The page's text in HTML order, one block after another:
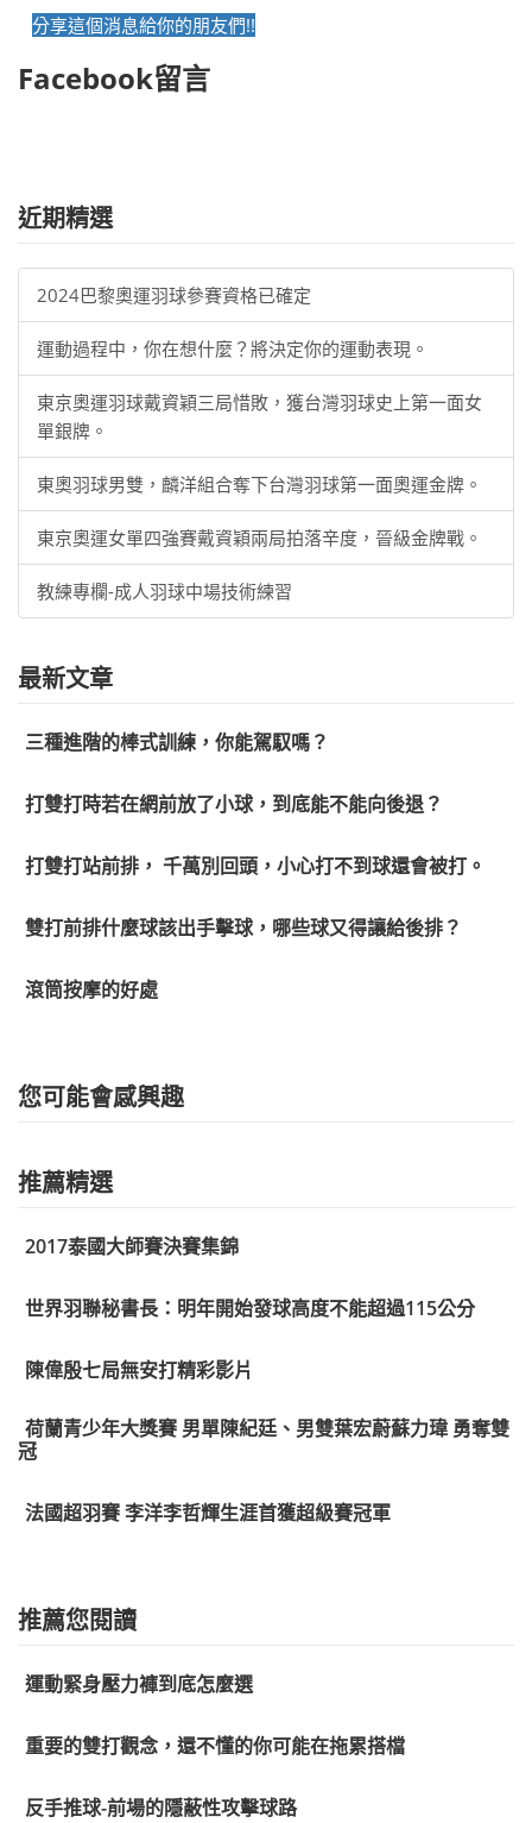
分享這個消息給你的朋友們!!
Facebook留言
近期精選
2024巴黎奧運羽球參賽資格已確定
運動過程中，你在想什麼？將決定你的運動表現。
東京奧運羽球戴資穎三局惜敗，獲台灣羽球史上第一面女
單銀牌。
東奧羽球男雙，麟洋組合奪下台灣羽球第一面奧運金牌。
東京奧運女單四強賽戴資穎兩局拍落辛度，晉級金牌戰。
教練專欄-成人羽球中場技術練習
最新文章
三種進階的棒式訓練，你能駕馭嗎？
打雙打時若在網前放了小球，到底能不能向後退？
打雙打站前排， 千萬別回頭，小心打不到球還會被打。
雙打前排什麼球該出手擊球，哪些球又得讓給後排？
滾筒按摩的好處
您可能會感興趣
推薦精選
2017泰國大師賽決賽集錦
世界羽聯秘書長：明年開始發球高度不能超過115公分
陳偉殷七局無安打精彩影片
荷蘭青少年大獎賽 男單陳紀廷、男雙葉宏蔚蘇力瑋 勇奪雙
冠
法國超羽賽 李洋李哲輝生涯首獲超級賽冠軍
推薦您閱讀
運動緊身壓力褲到底怎麼選
重要的雙打觀念，還不懂的你可能在拖累搭檔
反手推球-前場的隱蔽性攻擊球路